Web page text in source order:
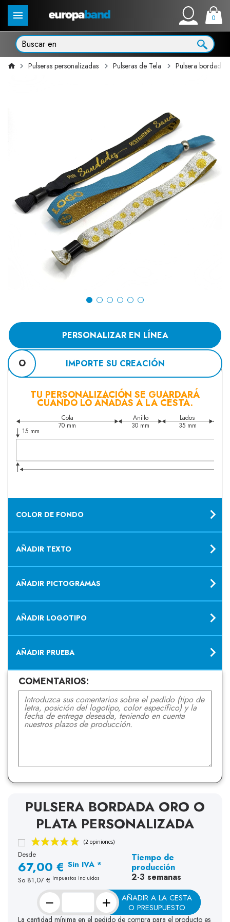
0
Pulseras personalizadas Pulseras de Tela Pulsera bordada
PERSONALIZAR EN LÍNEA
O IMPORTE SU CREACIÓN
TU PERSONALIZACIÓN SE GUARDARÁ
CUANDO LO AÑADAS A LA CESTA.
70 mm 30 mm 35 mm
15 mm
Anillo
Cola Lados
COLOR DE FONDO
AÑADIR TEXTO
AÑADIR PICTOGRAMAS
AÑADIR LOGOTIPO
AÑADIR PRUEBA
COMENTARIOS:
PULSERA BORDADA ORO O
PLATA PERSONALIZADA
Desde
67,00 € Sin IVA *
So 81,07 € Impuestos incluidos
Tiempo de
producción
2-3 semanas
− +
AÑADIR A LA CESTA
O PRESUPUESTO
La cantidad mínima en el pedido de compra para el producto es